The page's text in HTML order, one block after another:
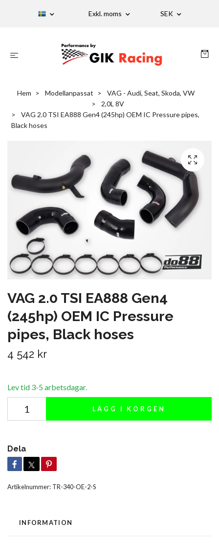
Exkl. moms SEK
Hem Modellanpassat
VAG - Audi, Seat, Skoda, VW
2,0L 8V
VAG 2.0 TSI EA888 Gen4 (245hp) OEM IC Pressure pipes,
Black hoses
VAG 2.0 TSI EA888 Gen4
(245hp) OEM IC Pressure
pipes, Black hoses
4 542 kr
Lev tid 3-5 arbetsdagar.
LÄGG I KORGEN
Dela
Artikelnummer: TR-340-OE-2-S
INFORMATION